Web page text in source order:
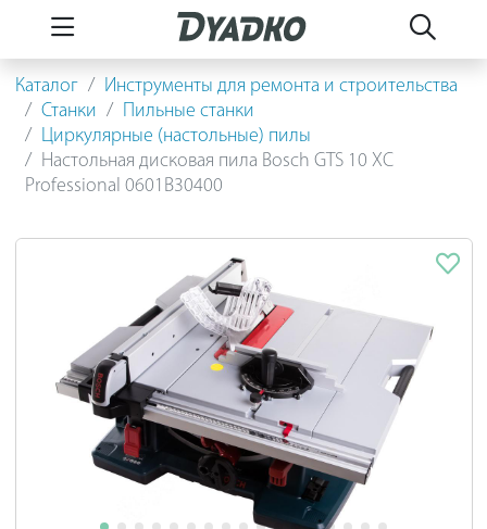
Каталог
Инструменты для ремонта и строительства
Станки
Пильные станки
Циркулярные (настольные) пилы
Настольная дисковая пила Bosch GTS 10 XC
Professional 0601B30400